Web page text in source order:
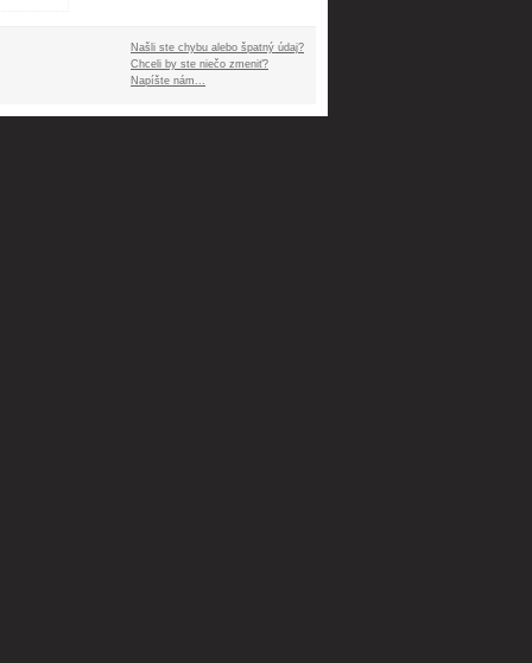
Našli ste chybu alebo špatný údaj?
Chceli by ste niečo zmeniť?
Napíšte nám...